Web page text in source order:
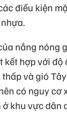
điều kiện
nắng nóng
kết hợp với độ
và gió
có nguy cơ
khu vực dân